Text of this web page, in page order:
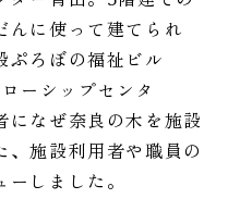
んに使って建てられ
ぷろぼの福祉ビル
ーシップセンタ
になぜ奈良の木を施設
、施設利用者や職員の
しました。